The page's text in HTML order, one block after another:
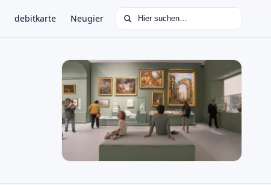
debitkarte Neugier Suchen nach: